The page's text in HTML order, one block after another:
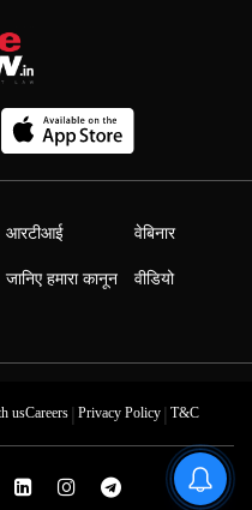
आरटीआई
जानिए हमारा कानून
वेबिनार
वीडियो
usCareers| Privacy Policy| T&C